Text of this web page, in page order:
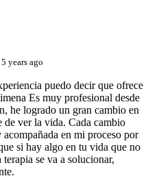
5 years ago
puedo decir que ofrece
Es muy profesional desde
he logrado un gran cambio en
de ver la vida. Cada cambio
en mi proceso por
si hay algo en tu vida que no
se va a solucionar,